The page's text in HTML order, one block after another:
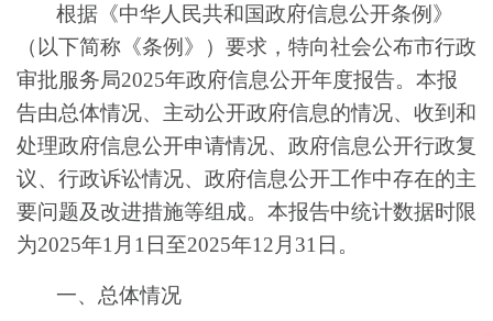
根据《中华人民共和国政府信息公开条例》
（以下简称《条例》）要求，特向社会公布市行政
审批服务局2025年政府信息公开年度报告。本报
告由总体情况、主动公开政府信息的情况、收到和
处理政府信息公开申请情况、政府信息公开行政复
议、行政诉讼情况、政府信息公开工作中存在的主
要问题及改进措施等组成。本报告中统计数据时限
为2025年1月1日至2025年12月31日。
一、总体情况